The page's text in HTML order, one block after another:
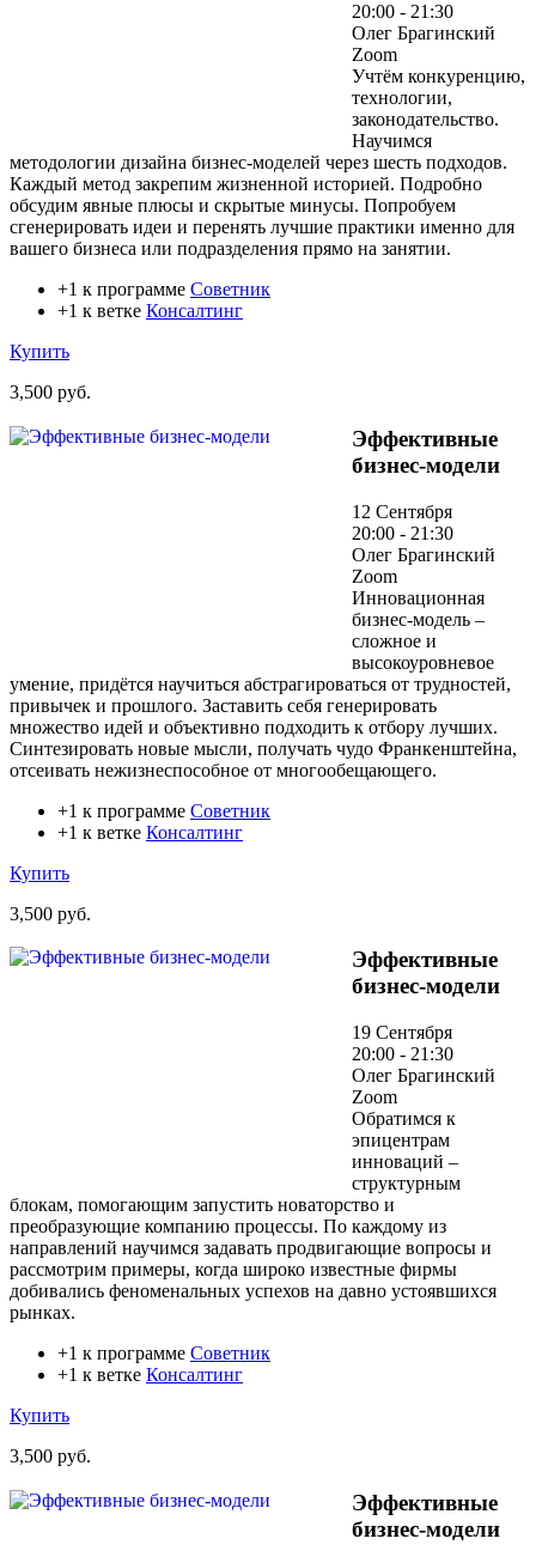
20:00 - 21:30
Олег Брагинский
Zoom
Учтём конкуренцию,
технологии,
законодательство.
Научимся
методологии дизайна бизнес-моделей через шесть подходов.
Каждый метод закрепим жизненной историей. Подробно
обсудим явные плюсы и скрытые минусы. Попробуем
сгенерировать идеи и перенять лучшие практики именно для
вашего бизнеса или подразделения прямо на занятии.
+1 к программе Советник
+1 к ветке Консалтинг
Купить
3,500 руб.
Эффективные
бизнес-модели
12 Сентября
20:00 - 21:30
Олег Брагинский
Zoom
Инновационная
бизнес-модель –
сложное и
высокоуровневое
умение, придётся научиться абстрагироваться от трудностей,
привычек и прошлого. Заставить себя генерировать
множество идей и объективно подходить к отбору лучших.
Синтезировать новые мысли, получать чудо Франкенштейна,
отсеивать нежизнеспособное от многообещающего.
+1 к программе Советник
+1 к ветке Консалтинг
Купить
3,500 руб.
Эффективные
бизнес-модели
19 Сентября
20:00 - 21:30
Олег Брагинский
Zoom
Обратимся к
эпицентрам
инноваций –
структурным
блокам, помогающим запустить новаторство и
преобразующие компанию процессы. По каждому из
направлений научимся задавать продвигающие вопросы и
рассмотрим примеры, когда широко известные фирмы
добивались феноменальных успехов на давно устоявшихся
рынках.
+1 к программе Советник
+1 к ветке Консалтинг
Купить
3,500 руб.
Эффективные
бизнес-модели